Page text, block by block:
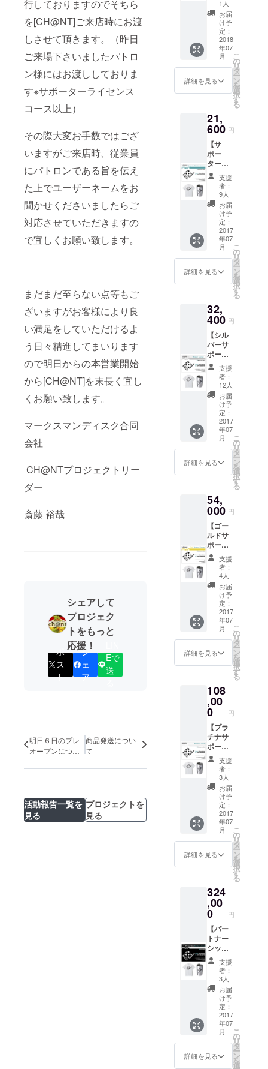
行しておりますのでそちら
を[CH@NT]ご来店時にお渡
しさせて頂きます。（昨日
ご来場下さいましたパトロ
ン様にはお渡ししておりま
す※サポーターライセンス
コース以上）
その際大変お手数ではござ
いますがご来店時、従業員
にパトロンである旨を伝え
た上でユーザーネームをお
聞かせくださいましたらご
対応させていただきますの
で宜しくお願い致します。
まだまだ至らない点等もご
ざいますがお客様により良
い満足をしていただけるよ
う日々精進してまいります
ので明日からの本営業開始
から[CH@NT]を末長く宜し
くお願い致します。
マークスマンディスク合同
会社
CH@NTプロジェクトリー
ダー
斎藤 裕哉
シェアして
プロジェク
トをもっと
応援！
ポ
ス
ト
シ
ェ
ア
Eで
送
明日６日のプレ
オープンについ
商品発送につい
て
活動報告一覧を
見る
プロジェクトを
見る
リート
コー
ス】 ・
MEGAS
TOPPE
R DOMI
デザイ
ン・サ
ポー
ターT
・
MEGAS
TOPPE
R DOMI
デザイ
ン・サ
ポー
タータ
ンブ
ラー ・
ch＠nt
チケッ
ト2000
円分 ・
お礼の
手紙
1人
お届
け予
定：
2018
年07
月
詳細を見る
こ
の
リ
タ
ー
ン
を
選
択
す
る
21,
600 円
【サ
ポー
ターラ
イセン
スコー
ス】 ・
サポー
ターラ
イセン
ス
イベン
ト優先
予約
年に
一度当
店主催
トへ無
料ご招
待 （お
好きな
イベン
トにお
申込み
頂けま
す。飲
食代は
別） ・
MEGAS
TOPPE
R DOMI
デザイ
ン・サ
ポー
MEGAS
TOPPE
R DOMI
デザイ
ン・サ
ポー
タータ
ンブ
ラー ・
ch＠nt
チケッ
ト2000
円分 ・
お礼の
手紙
支援
者：
9人
お届
け予
定：
2017
年07
月
詳細を見る
こ
の
リ
タ
ー
ン
を
選
択
す
る
32,
400 円
【シル
バーサ
ポー
ターラ
イセン
スコー
ス】 ・
シル
バーサ
ポー
ターラ
イセン
ス
来店
時、毎
回ワン
クサー
ビス
イベ
ント優
先予約
年
に二度
当店主
催イベ
ントへ
ご無料
ご招待
（お好
きなイ
ベント
にお申
込み頂
別） ・
MEGAS
TOPPE
R DOMI
デザイ
ン・サ
ポー
ターT
シャツ
MEGAS
TOPPE
R DOMI
デザイ
ン・サ
ポー
タータ
ンブ
ト2000
円分 ・
お礼の
手紙 ・
当店
web
ページ
にサ
ポー
ター
ネーム
の記載
支援
者：
12人
お届
け予
定：
2017
年07
月
詳細を見る
こ
の
リ
タ
ー
ン
を
選
択
す
る
54,
000 円
【ゴー
ルドサ
ポー
ターラ
イセン
スコー
ス】 ・
ゴール
ドサ
ポー
ターラ
イセン
ス
来店
時、同
伴者全
ンドリ
ンク
サービ
ス
イベン
ト優先
予約
レセ
プショ
ンパー
ティに
ご招待
年
に二度
当店主
催イベ
ントへ
無料ご
招待
（お好
ベント
にお申
込み頂
けま
す。飲
食代は
別） ・
MEGAS
TOPPE
R DOMI
デザイ
ン・サ
ポー
ターT
シャツ
MEGAS
TOPPE
R DOMI
支援
者：
4人
お届
け予
定：
2017
年07
月
詳細を見る
こ
の
リ
タ
ー
ン
を
選
択
す
る
108
,00
0 円
【プラ
チナサ
ポー
ターラ
イセン
スコー
ス】】
・プラ
チナサ
ポー
ターラ
イセン
ス
記念日
やパー
ティな
に一度
あなた
だけの
記念イ
ベント
の制作
及び開
催 （但
し来場
者の飲
食代は
ご負担
頂きま
す。）
来
店時、
同伴者
全員に
ワンド
支援
者：
3人
お届
け予
定：
2017
年07
月
詳細を見る
こ
の
リ
タ
ー
ン
を
選
択
す
る
324
,00
0 円
【パー
トナー
シップ
ライセ
ンス
コー
ス】 ・
パート
ナー
シップ
ライセ
ンス
計上
利益に
応じた
支援
者：
3人
お届
け予
定：
2017
年07
月
詳細を見る
こ
の
リ
タ
ー
ン
を
選